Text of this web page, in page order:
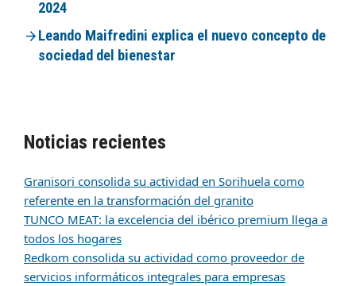
2024
Leando Maifredini explica el nuevo concepto de
sociedad del bienestar
Noticias recientes
Granisori consolida su actividad en Sorihuela como
referente en la transformación del granito
TUNCO MEAT: la excelencia del ibérico premium llega a
todos los hogares
Redkom consolida su actividad como proveedor de
servicios informáticos integrales para empresas